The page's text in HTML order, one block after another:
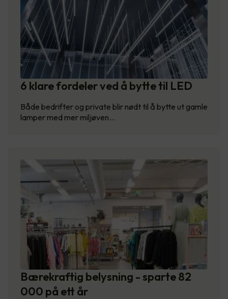
6 klare fordeler ved å bytte til LED
Både bedrifter og private blir nødt til å bytte ut gamle
lamper med mer miljøven…
Bærekraftig belysning - sparte 82
000 på ett år